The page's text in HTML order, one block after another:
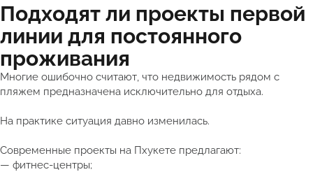
Подходят ли проекты первой
линии для постоянного
проживания
Многие ошибочно считают, что недвижимость рядом с
пляжем предназначена исключительно для отдыха.
На практике ситуация давно изменилась.
Современные проекты на Пхукете предлагают:
— фитнес-центры;